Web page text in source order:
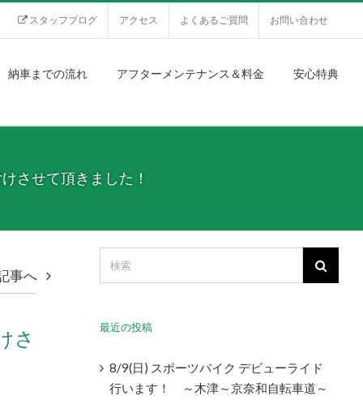
スタッフブログ アクセス よくあるご質問 お問い合わせ
納車までの流れ アフターメンテナンス＆料金 安心特典
させて頂きました！
事へ
さ 最近の投稿
8/9(日) スポーツバイク デビューライド
行います！ ～木津～京奈和自転車道～